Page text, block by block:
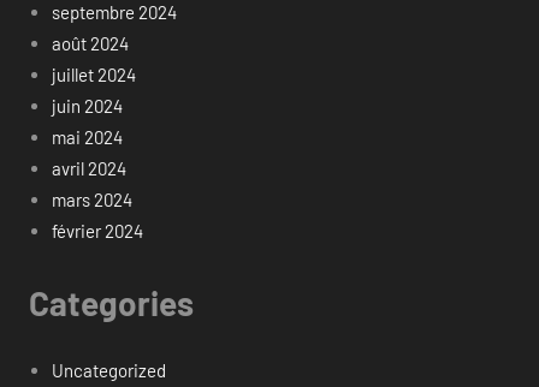
septembre 2024
août 2024
juillet 2024
juin 2024
mai 2024
avril 2024
mars 2024
février 2024
Categories
Uncategorized